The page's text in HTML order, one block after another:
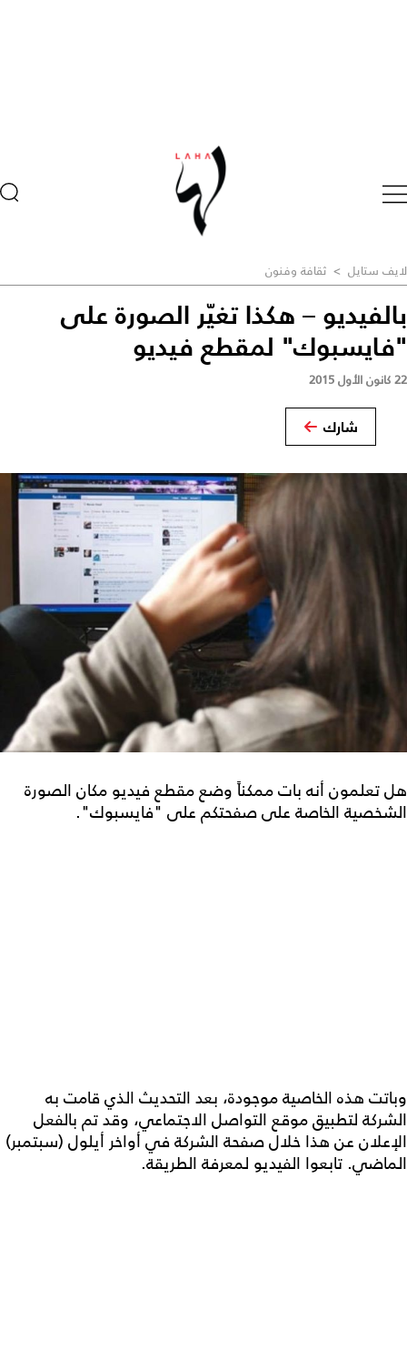
لايف ستايل > ثقافة وفنون
بالفيديو – هكذا تغيّر الصورة على
"فايسبوك" لمقطع فيديو
22 كانون الأول 2015
شارك
هل تعلمون أنه بات ممكناً وضع مقطع فيديو مكان الصورة
الشخصية الخاصة على صفحتكم على "فايسبوك".
وباتت هذه الخاصية موجودة، بعد التحديث الذي قامت به
الشركة لتطبيق موقع التواصل الاجتماعي، وقد تم بالفعل
الإعلان عن هذا خلال صفحة الشركة في أواخر أيلول (سبتمبر)
الماضي. تابعوا الفيديو لمعرفة الطريقة.